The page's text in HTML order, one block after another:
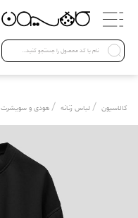
دسته بندی ها
Open submenu ( لباس زنانه )
لباس زنانه
لباس مردانه
کالاسیون / لباس زنانه / هودی و سویشرت